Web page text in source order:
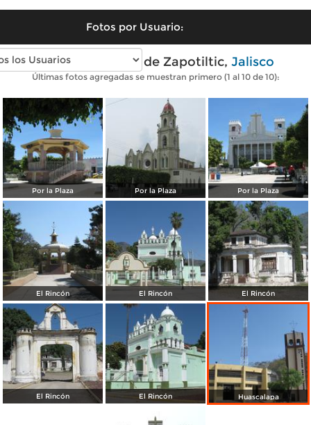
Fotos por Usuario:
Fotos modernas de Zapotiltic, Jalisco
Últimas fotos agregadas se muestran primero (1 al 10 de 10):
Por la Plaza Por la Plaza Por la Plaza
El Rincón El Rincón El Rincón
El Rincón El Rincón Huascalapa